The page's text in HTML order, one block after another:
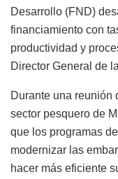
Desarrollo (FND)
financiamiento con
productividad y
Director General de
Durante una reunión
sector pesquero de
que los programas
modernizar las
hacer más eficiente